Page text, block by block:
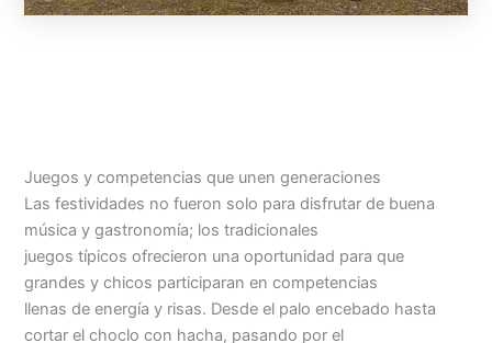
Juegos y competencias que unen generaciones
Las festividades no fueron solo para disfrutar de buena
música y gastronomía; los tradicionales
juegos típicos ofrecieron una oportunidad para que
grandes y chicos participaran en competencias
llenas de energía y risas. Desde el palo encebado hasta
cortar el choclo con hacha, pasando por el